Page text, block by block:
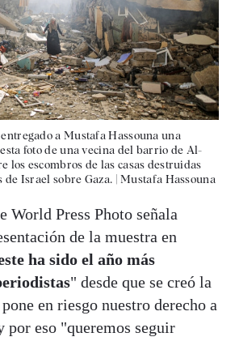
a Mustafa Hassouna una
foto de una vecina del barrio de Al-
los escombros de las casas destruidas
de Israel sobre Gaza. |Mustafa Hassouna
World Press Photo señala
de la muestra en
ha sido el año más
" desde que se creó la
en riesgo nuestro derecho a
eso "queremos seguir